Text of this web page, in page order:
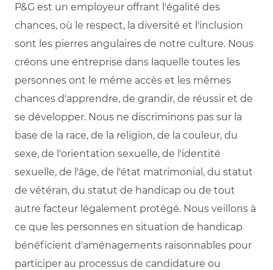
P&G est un employeur offrant l'égalité des
chances, où le respect, la diversité et l'inclusion
sont les pierres angulaires de notre culture. Nous
créons une entreprise dans laquelle toutes les
personnes ont le même accès et les mêmes
chances d'apprendre, de grandir, de réussir et de
se développer. Nous ne discriminons pas sur la
base de la race, de la religion, de la couleur, du
sexe, de l'orientation sexuelle, de l'identité
sexuelle, de l'âge, de l'état matrimonial, du statut
de vétéran, du statut de handicap ou de tout
autre facteur légalement protégé. Nous veillons à
ce que les personnes en situation de handicap
bénéficient d'aménagements raisonnables pour
participer au processus de candidature ou